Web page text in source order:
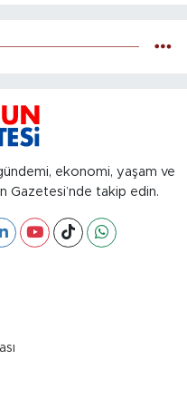
ekonomi, yaşam ve
Gazetesi’nde takip edin.